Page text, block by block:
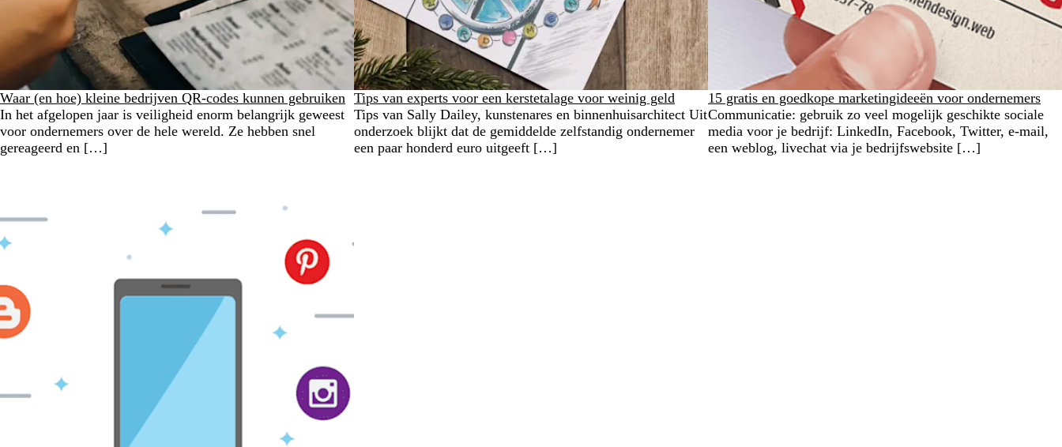
Waar (en hoe) kleine bedrijven QR-codes kunnen gebruiken
In het afgelopen jaar is veiligheid enorm belangrijk geweest
voor ondernemers over de hele wereld. Ze hebben snel
gereageerd en […]
Tips van experts voor een kerstetalage voor weinig geld
Tips van Sally Dailey, kunstenares en binnenhuisarchitect Uit
onderzoek blijkt dat de gemiddelde zelfstandig ondernemer
een paar honderd euro uitgeeft […]
15 gratis en goedkope marketingideeën voor ondernemers
Communicatie: gebruik zo veel mogelijk geschikte sociale
media voor je bedrijf: LinkedIn, Facebook, Twitter, e-mail,
een weblog, livechat via je bedrijfswebsite […]